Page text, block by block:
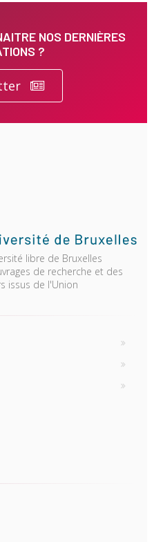
NOS DERNIÈRES
?
libre de Bruxelles
de recherche et des
issus de l'Union